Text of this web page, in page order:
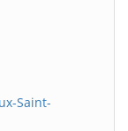
Saint-